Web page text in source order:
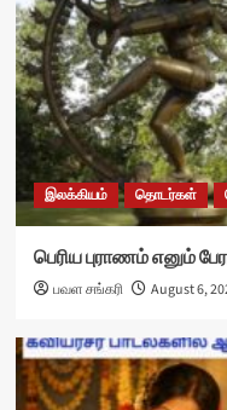
இலக்கியம் தொடர்கள்
பெரிய புராணம் எனும்
பவள சங்கரி August 6,